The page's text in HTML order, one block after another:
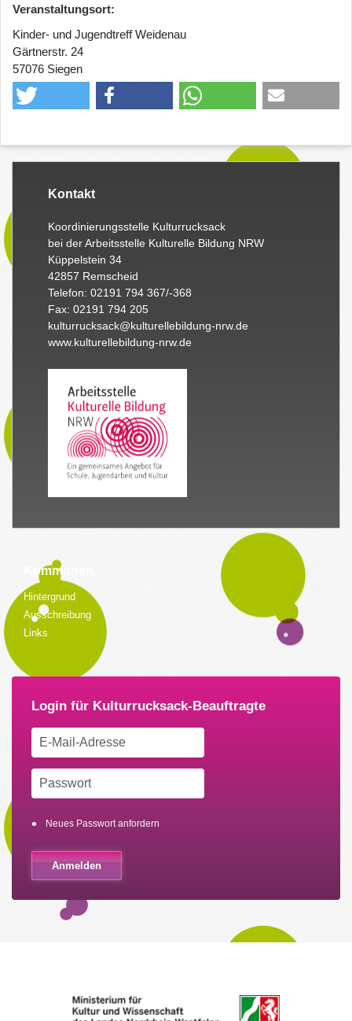
Veranstaltungsort:
Kinder- und Jugendtreff Weidenau
Gärtnerstr. 24
57076 Siegen
Kontakt
Koordinierungsstelle Kulturrucksack
bei der Arbeitsstelle Kulturelle Bildung NRW
Küppelstein 34
42857 Remscheid
Telefon: 02191 794 367/-368
Fax: 02191 794 205
kulturrucksack@kulturellebildung-nrw.de
www.kulturellebildung-nrw.de
Kommunen
Hintergrund
Ausschreibung
Links
Neues Passwort anfordern